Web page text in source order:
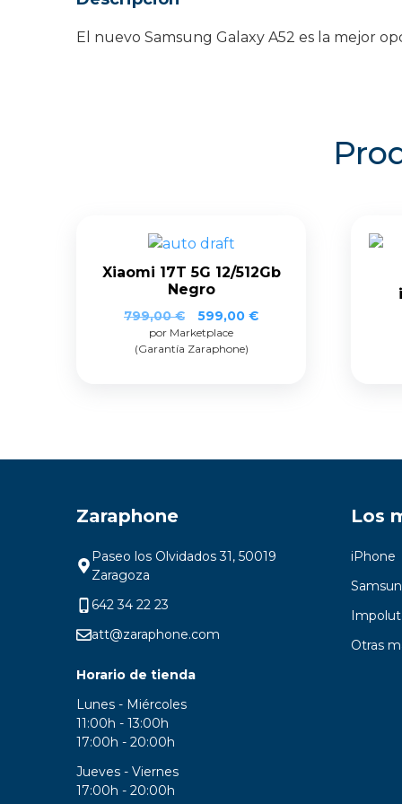
El nuevo Samsung Galaxy A52 es la mejor
Xiaomi 17T 5G 12/512Gb
Negro
799,00€
El
precio
original
599,00 €El
por Marketplace
(Garantía Zaraphone)
Zaraphone
Paseo los Olvidados 31, 50019
Zaragoza
642 34 22 23
att@zaraphone.com
Horario de tienda
Lunes - Miércoles
11:00h - 13:00h
17:00h - 20:00h
Jueves - Viernes
17:00h - 20:00h
Los
iPhone
Otras